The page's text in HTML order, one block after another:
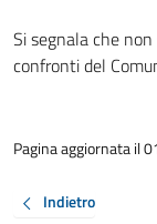
Si segnala che
confronti del
Pagina aggiornata il
Indietro